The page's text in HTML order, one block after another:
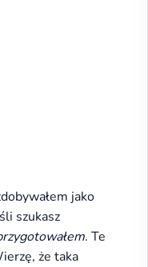
jako
szukasz
. Te
że taka